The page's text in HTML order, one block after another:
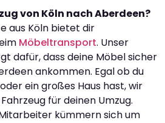
von Köln nach Aberdeen?
aus Köln bietet dir
Möbeltransport. Unser
dafür, dass deine Möbel sicher
ankommen. Egal ob du
ein großes Haus hast, wir
für deinen Umzug.
kümmern sich um